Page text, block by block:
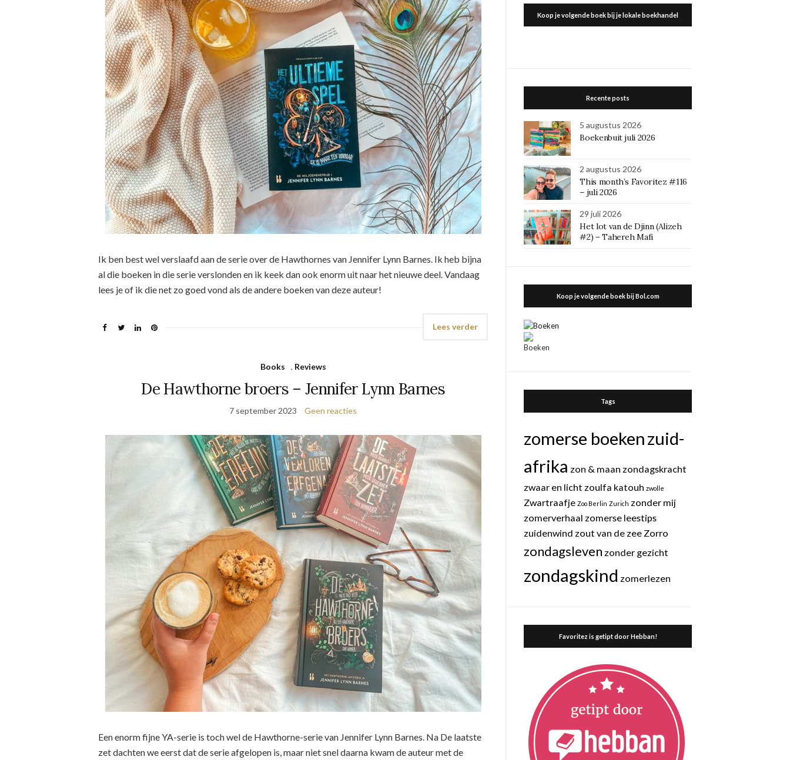
Ik ben best wel verslaafd aan de serie over de Hawthornes van Jennifer Lynn Barnes. Ik heb bijna
al die boeken in die serie verslonden en ik keek dan ook enorm uit naar het nieuwe deel. Vandaag
lees je of ik die net zo goed vond als de andere boeken van deze auteur!
Lees verder
Books , Reviews
De Hawthorne broers – Jennifer Lynn Barnes
7 september 2023 Geen reacties
Een enorm fijne YA-serie is toch wel de Hawthorne-serie van Jennifer Lynn Barnes. Na De laatste
zet dachten we eerst dat de serie afgelopen is, maar niet snel daarna kwam de auteur met de
Koop je volgende boek bij je lokale boekhandel
Recente posts
5 augustus 2026
Boekenbuit juli 2026
2 augustus 2026
This month’s Favoritez #116
– juli 2026
29 juli 2026
Het lot van de Djinn (Alizeh
#2) – Tahereh Mafi
Koop je volgende boek bij Bol.com
Tags
zomerse boekenzuid-
afrika zon & maan zondagskracht
zwaar en licht zoulfa katouh zwolle
Zwartraafje Zoo Berlin Zurich zonder mij
zomerverhaal zomerse leestips
zuidenwind zout van de zee Zorro
zondagsleven zonder gezicht
zondagskind zomerlezen
Favoritez is getipt door Hebban!